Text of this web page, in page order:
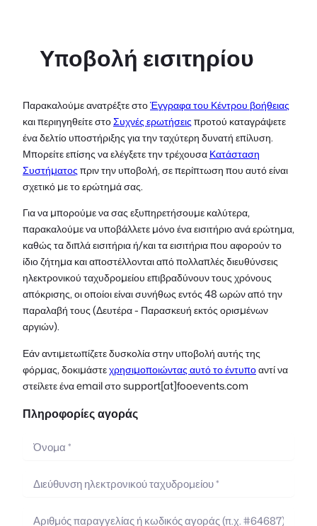
Spanish
Portuguese
French
Polish
Czech
Υποβολή εισιτηρίου
Παρακαλούμε ανατρέξτε στοΈγγραφα του Κέντρου βοήθειας
και περιηγηθείτε στοΣυχνές ερωτήσειςπροτού καταγράψετε
ένα δελτίο υποστήριξης για την ταχύτερη δυνατή επίλυση.
Μπορείτε επίσης να ελέγξετε την τρέχουσαΚατάσταση
Συστήματοςπριν την υποβολή, σε περίπτωση που αυτό είναι
σχετικό με το ερώτημά σας.
Για να μπορούμε να σας εξυπηρετήσουμε καλύτερα,
παρακαλούμε να υποβάλλετε μόνο ένα εισιτήριο ανά ερώτημα,
καθώς τα διπλά εισιτήρια ή/και τα εισιτήρια που αφορούν το
ίδιο ζήτημα και αποστέλλονται από πολλαπλές διευθύνσεις
ηλεκτρονικού ταχυδρομείου επιβραδύνουν τους χρόνους
απόκρισης, οι οποίοι είναι συνήθως εντός 48 ωρών από την
παραλαβή τους (Δευτέρα - Παρασκευή εκτός ορισμένων
αργιών).
Εάν αντιμετωπίζετε δυσκολία στην υποβολή αυτής της
φόρμας, δοκιμάστεχρησιμοποιώντας αυτό το έντυποαντί να
στείλετε ένα email στο support[at]fooevents.com
Πληροφορίες αγοράς